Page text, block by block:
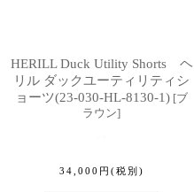
HERILL Duck Utility Shorts ヘ
リル ダックユーティリティシ
ョーツ(23-030-HL-8130-1) [ブ
ラウン]
34,000 円 (税別)